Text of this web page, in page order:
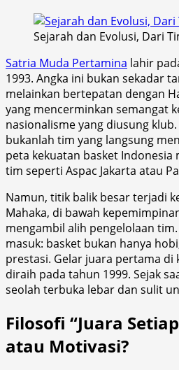
Sejarah dan Evolusi, Dari
Satria Muda Pertamina lahir
1993. Angka ini bukan sekadar
melainkan bertepatan dengan
yang mencerminkan semangat
nasionalisme yang diusung klub.
bukanlah tim yang langsung
peta kekuatan basket Indonesia
tim seperti Aspac Jakarta atau
Namun, titik balik besar terjadi
Mahaka, di bawah
mengambil alih pengelolaan
masuk: basket bukan hanya
prestasi. Gelar juara pertama
diraih pada tahun 1999. Sejak
seolah terbuka lebar dan sulit
Filosofi “Juara
atau Motivasi?